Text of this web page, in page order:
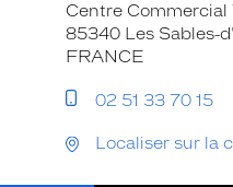
Centre Commercial
85340 Les Sables-
FRANCE
02 51 33 70 15
Localiser sur la